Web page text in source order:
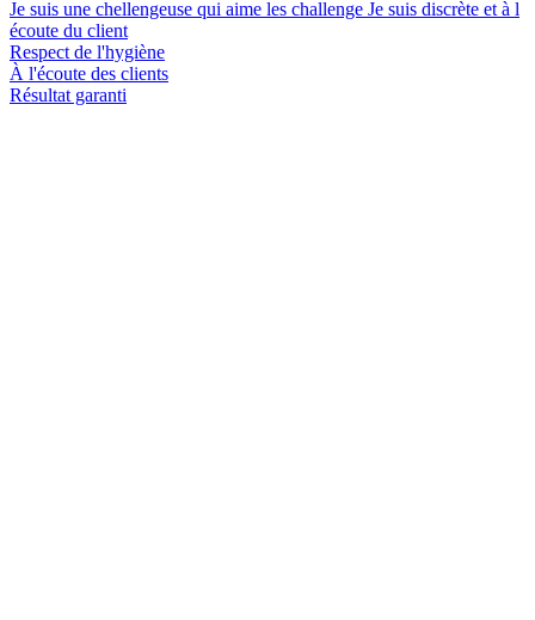
Je suis une chellengeuse qui aime les challenge Je suis discrète et à l
écoute du client
Respect de l'hygiène
À l'écoute des clients
Résultat garanti